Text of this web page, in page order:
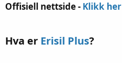
Offisiell nettside - Klikk her
Hva er Erisil Plus?